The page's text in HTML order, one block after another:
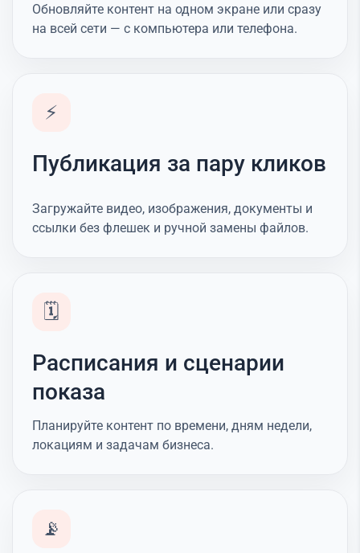
Обновляйте контент на одном экране или сразу
на всей сети — с компьютера или телефона.
⚡
Публикация за пару кликов
Загружайте видео, изображения, документы и
ссылки без флешек и ручной замены файлов.
🗓️
Расписания и сценарии
показа
Планируйте контент по времени, дням недели,
локациям и задачам бизнеса.
📡